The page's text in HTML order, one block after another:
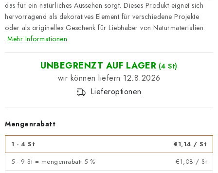
das für ein natürliches Aussehen sorgt. Dieses Produkt eignet sich
hervorragend als dekoratives Element für verschiedene Projekte
oder als originelles Geschenk für Liebhaber von Naturmaterialien.
Mehr Informationen
UNBEGRENZT AUF LAGER (4 St)
12.8.2026
Lieferoptionen
Mengenrabatt
1 - 4 St €1,14 / St
5 - 9 St = mengenrabatt 5 %
€1,08 / St